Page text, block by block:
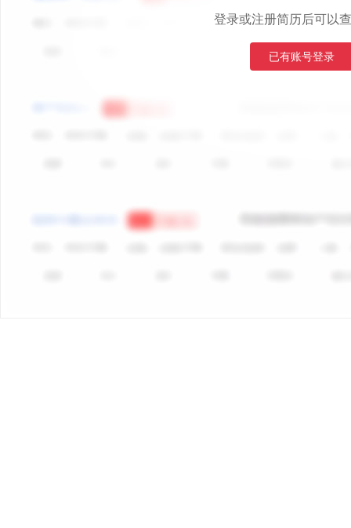
登录或注册简历后可以
已有账号登录